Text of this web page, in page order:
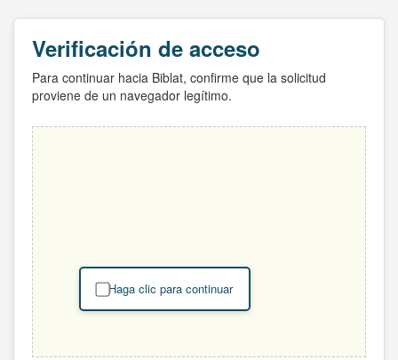
Verificación de acceso
Para continuar hacia Biblat, confirme que la solicitud
proviene de un navegador legítimo.
Haga clic para continuar